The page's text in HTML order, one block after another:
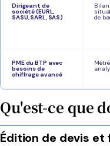
Dirigeant de
société (EURL,
SASU, SARL, SAS)
Bilan
de
PME du BTP avec
besoins de
chiffrage avancé
Qu'est-ce que
Édition de devis